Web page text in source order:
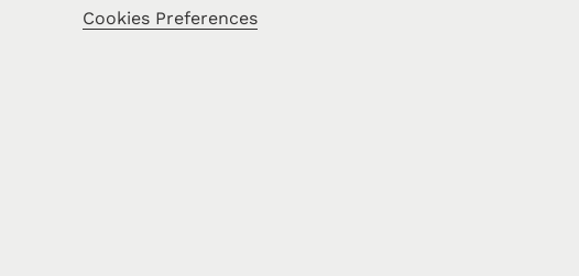
Cookies Preferences